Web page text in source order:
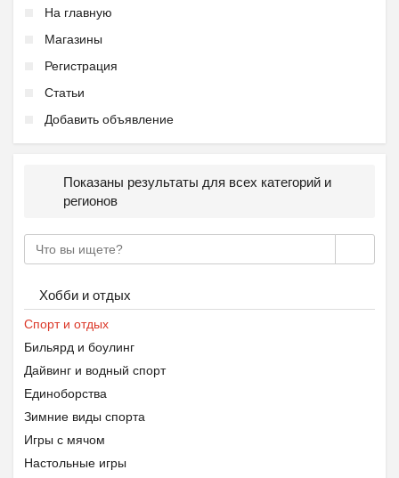
На главную
Магазины
Регистрация
Статьи
Добавить объявление
Показаны результаты для всех категорий и
регионов
Хобби и отдых
Спорт и отдых
Бильярд и боулинг
Дайвинг и водный спорт
Единоборства
Зимние виды спорта
Игры с мячом
Настольные игры